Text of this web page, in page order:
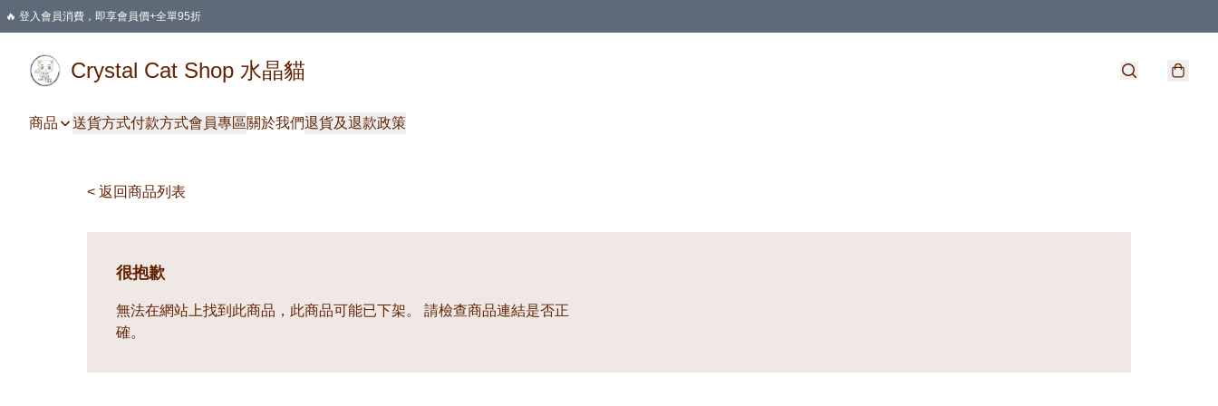
🔥 登入會員消費，即享會員價+全單95折
Crystal Cat Shop 水晶貓
商品 送貨方式付款方式會員專區關於我們退貨及退款政策
< 返回商品列表
很抱歉
無法在網站上找到此商品，此商品可能已下架。 請檢查商品連結是否正
確。